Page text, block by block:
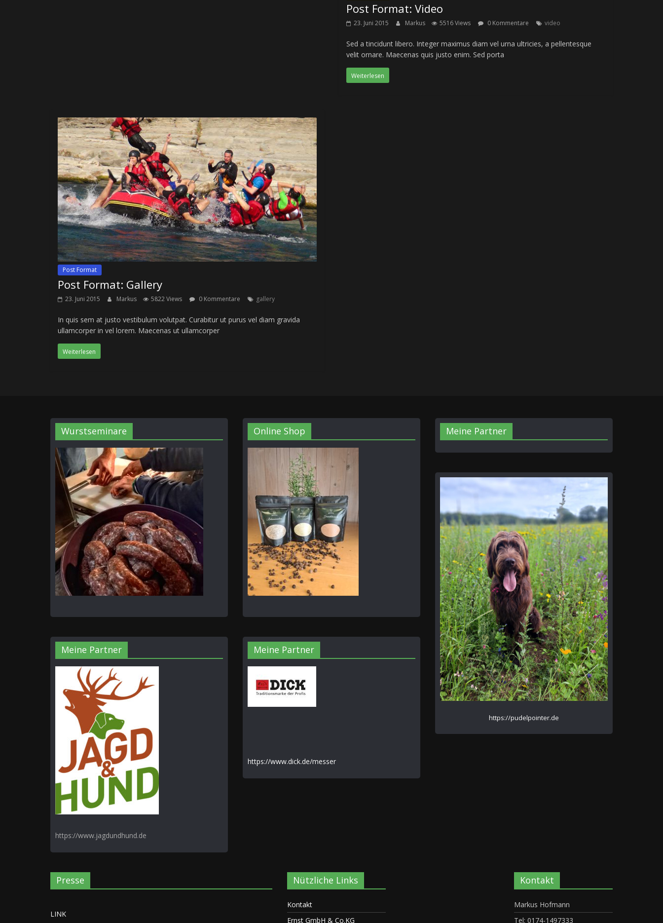
Post Format: Video
23. Juni 2015 Markus 5516 Views 0 Kommentare video
Sed a tincidunt libero. Integer maximus diam vel urna ultricies, a pellentesque
velit ornare. Maecenas quis justo enim. Sed porta
Weiterlesen
Post Format
Post Format: Gallery
23. Juni 2015 Markus 5822 Views 0 Kommentare gallery
In quis sem at justo vestibulum volutpat. Curabitur ut purus vel diam gravida
ullamcorper in vel lorem. Maecenas ut ullamcorper
Weiterlesen
Wurstseminare
Meine Partner
https://www.jagdundhund.de
Online Shop
Meine Partner
https://www.dick.de/messer
Meine Partner
https://pudelpointer.de
Presse
LINK
Nützliche Links
Kontakt
Ernst GmbH & Co.KG
Kontakt
Markus Hofmann
Tel: 0174-1497333